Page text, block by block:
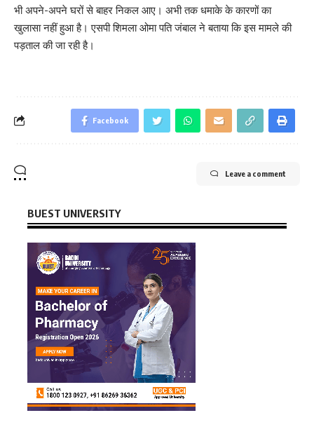
भी अपने-अपने घरों से बाहर निकल आए। अभी तक धमाके के कारणों का
खुलासा नहीं हुआ है। एसपी शिमला ओमा पति जंबाल ने बताया कि इस मामले की
पड़ताल की जा रही है।
Facebook
Leave a comment
BUEST UNIVERSITY